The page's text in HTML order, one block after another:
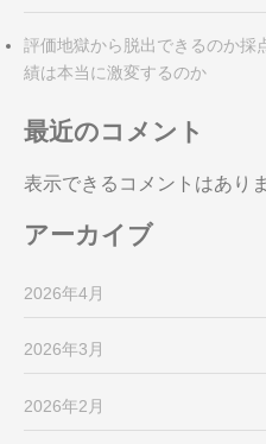
評価地獄から脱出できるのか採
績は本当に激変するのか
最近のコメント
表示できるコメントはあり
アーカイブ
2026年4月
2026年3月
2026年2月